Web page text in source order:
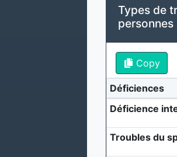
Types de
Copy
Déficiences
Déficience
Troubles du